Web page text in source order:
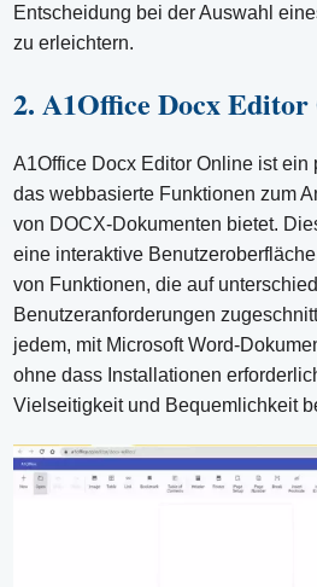
Entscheidung bei der Auswahl
zu erleichtern.
2. A1Office Docx
A1Office Docx Editor Online ist ein
das webbasierte Funktionen zum
von DOCX-Dokumenten bietet.
eine interaktive
von Funktionen, die auf
Benutzeranforderungen
jedem, mit Microsoft Word-
ohne dass Installationen
Vielseitigkeit und Bequemlichkeit